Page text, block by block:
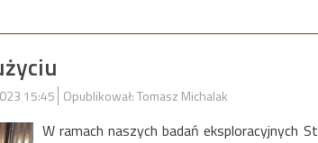
15:45 Opublikował: Tomasz Michalak
W ramach naszych badań eksploracyjnych